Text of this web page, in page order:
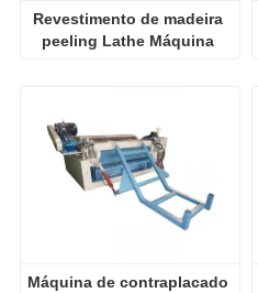
Revestimento de madeira
peeling Lathe Máquina
Máquina de contraplacado